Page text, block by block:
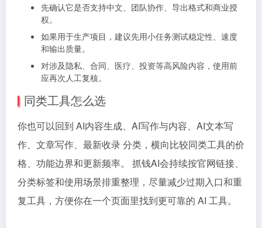
先确认它是否支持中文、团队协作、导出格式和商业授
权。
如果用于生产项目，建议先用小任务测试稳定性、速度
和输出质量。
对涉及隐私、合同、医疗、投资等高风险内容，使用前
应再次人工复核。
同类工具怎么选
你也可以回到 AI内容生成、AI写作与内容、AI文本写
作、文章写作、最新收录 分类，横向比较同类工具的价
格、功能边界和更新频率。 抓钱AI会持续按官网链接、
分类标签和使用场景排重整理，尽量减少过期入口和重
复工具，方便你在一个页面里找到更可靠的 AI 工具。